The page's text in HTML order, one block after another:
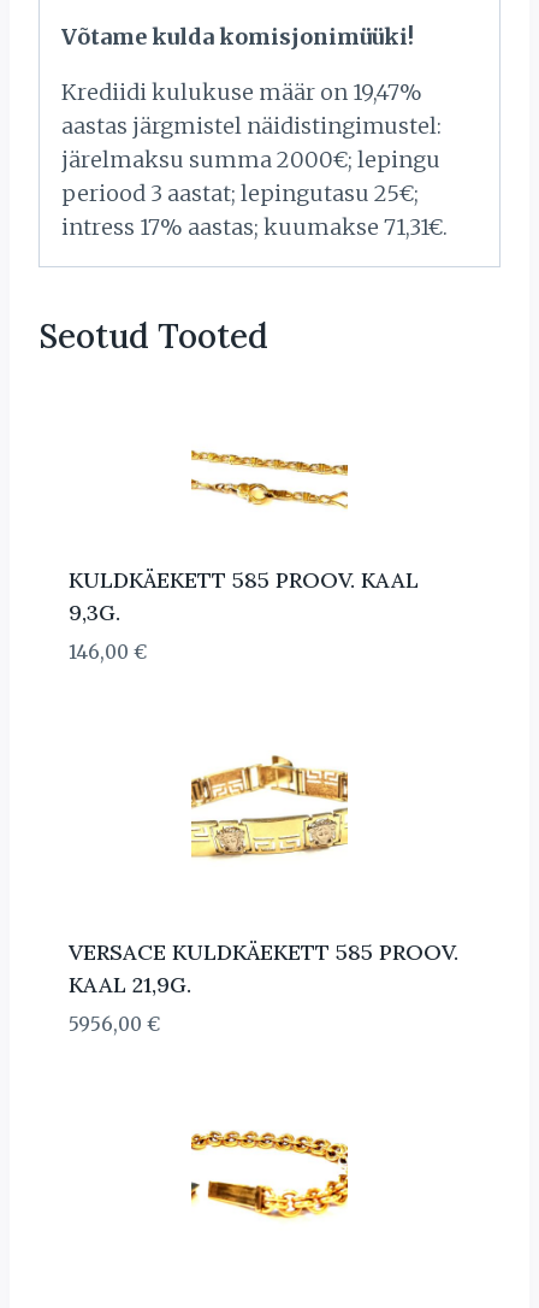
Võtame kulda komisjonimüüki!
Krediidi kulukuse määr on 19,47%
aastas järgmistel näidistingimustel:
järelmaksu summa 2000€; lepingu
periood 3 aastat; lepingutasu 25€;
intress 17% aastas; kuumakse 71,31€.
Seotud Tooted
KULDKÄEKETT 585 PROOV. KAAL
9,3G.
146,00 €
VERSACE KULDKÄEKETT 585 PROOV.
KAAL 21,9G.
5956,00 €